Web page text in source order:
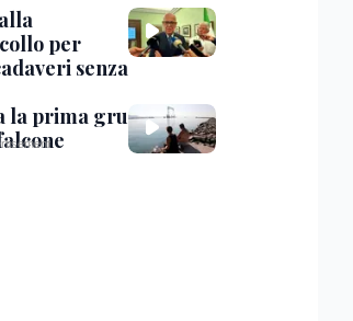
per
senza
la prima gru